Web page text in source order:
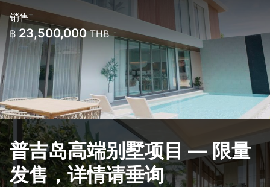
销售
฿ 23,500,000THB
普吉岛高端别墅项目 — 限量
发售，详情请垂询